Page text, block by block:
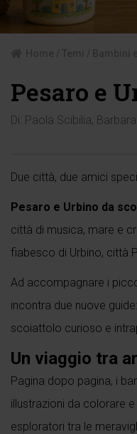
Pesaro e
Di: Paola Scibilia,
Due città, due amici
Pesaro e Urbino da
città di musica, mare e
fiabesco di Urbino, città
Ad accompagnare i
incontra due nuove guide:
scoiattolo curioso e
Un viaggio tra
Pagina dopo pagina, i
illustrazioni da colorare
esploratori tra le